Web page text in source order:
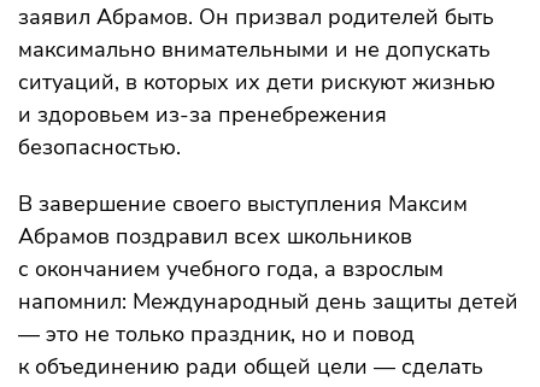
заявил Абрамов. Он призвал родителей быть
максимально внимательными и не допускать
ситуаций, в которых их дети рискуют жизнью
и здоровьем из-за пренебрежения
безопасностью.
В завершение своего выступления Максим
Абрамов поздравил всех школьников
с окончанием учебного года, а взрослым
напомнил: Международный день защиты детей
— это не только праздник, но и повод
к объединению ради общей цели — сделать